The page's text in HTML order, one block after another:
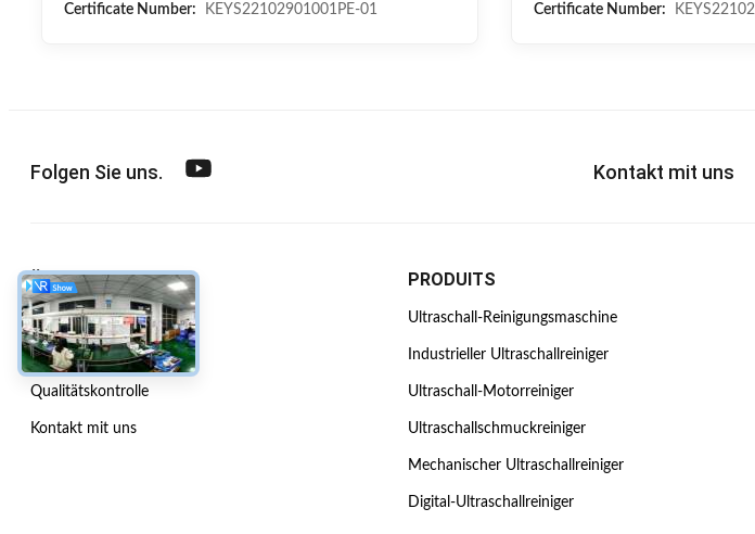
Certificate Number: KEYS22102901001PE-01 Certificate Number:
Folgen Sie uns. Kontakt mit uns
ÜBER UNS
Unternehmensprofil
Werksbesichtigung
Qualitätskontrolle
Kontakt mit uns
PRODUITS
Ultraschall-Reinigungsmaschine
Industrieller Ultraschallreiniger
Ultraschall-Motorreiniger
Ultraschallschmuckreiniger
Mechanischer Ultraschallreiniger
Digital-Ultraschallreiniger